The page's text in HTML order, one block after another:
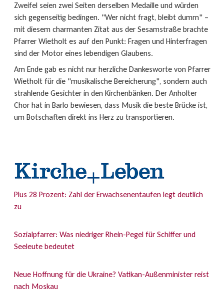
Zweifel seien zwei Seiten derselben Medaille und würden
sich gegenseitig bedingen. "Wer nicht fragt, bleibt dumm" –
mit diesem charmanten Zitat aus der Sesamstraße brachte
Pfarrer Wietholt es auf den Punkt: Fragen und Hinterfragen
sind der Motor eines lebendigen Glaubens.
Am Ende gab es nicht nur herzliche Dankesworte von Pfarrer
Wietholt für die "musikalische Bereicherung", sondern auch
strahlende Gesichter in den Kirchenbänken. Der Anholter
Chor hat in Barlo bewiesen, dass Musik die beste Brücke ist,
um Botschaften direkt ins Herz zu transportieren.
Plus 28 Prozent: Zahl der Erwachsenentaufen legt deutlich
zu
Sozialpfarrer: Was niedriger Rhein-Pegel für Schiffer und
Seeleute bedeutet
Neue Hoffnung für die Ukraine? Vatikan-Außenminister reist
nach Moskau